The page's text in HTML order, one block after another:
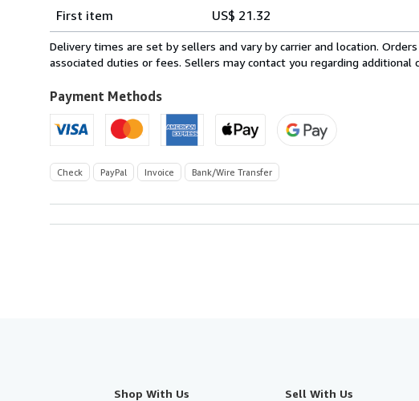
rates
from
Austria
U.S.A.
First item
US$ 21.32
Delivery times are set by sellers and vary by carrier and location.
associated duties or fees. Sellers may contact you regarding
Payment Methods
Check PayPal Invoice Bank/Wire Transfer
Shop With Us Sell With Us